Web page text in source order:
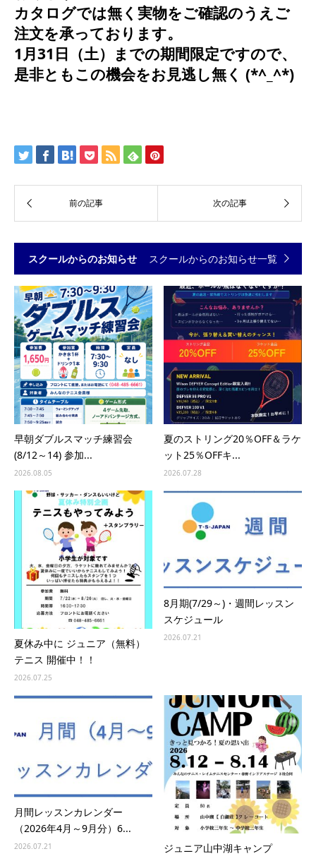
カタログでは無く実物をご確認のうえご
注文を承っております。
1月31日（土）までの期間限定ですので、
是非ともこの機会をお見逃し無く (*^_^*)
スクールからのお知らせ スクールからのお知らせ一覧
早朝ダブルスマッチ練習会
(8/12～14) 参加...
2026.08.05
夏のストリング20％OFF＆ラケ
ット25％OFFキ...
2026.07.28
夏休み中に ジュニア（無料）
テニス 開催中！！
2026.07.25
8月期(7/29～)・週間レッスン
スケジュール
2026.07.21
月間レッスンカレンダー
（2026年4月～9月分）6...
2026.07.21
ジュニア山中湖キャンプ